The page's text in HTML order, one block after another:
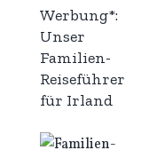
Werbung*:
Unser
Familien-
Reiseführer
für Irland